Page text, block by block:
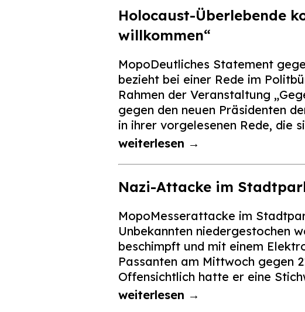
Holocaust-Überlebende
willkommen“
MopoDeutliches Statement
bezieht bei einer Rede im
Rahmen der Veranstaltung
gegen den neuen Präsidenten
in ihrer vorgelesenen Rede, die
weiterlesen →
Nazi-Attacke im
MopoMesserattacke im
Unbekannten niedergestochen
beschimpft und mit einem
Passanten am Mittwoch gegen
Offensichtlich hatte er eine
weiterlesen →